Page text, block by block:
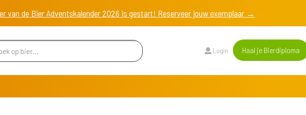
van de Bier Adventskalender 2026 is gestart! Reserveer jouw exemplaar →
Login Haal je Bierdiploma